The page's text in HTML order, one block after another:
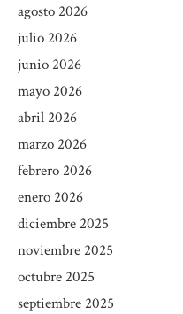
agosto 2026
julio 2026
junio 2026
mayo 2026
abril 2026
marzo 2026
febrero 2026
enero 2026
diciembre 2025
noviembre 2025
octubre 2025
septiembre 2025